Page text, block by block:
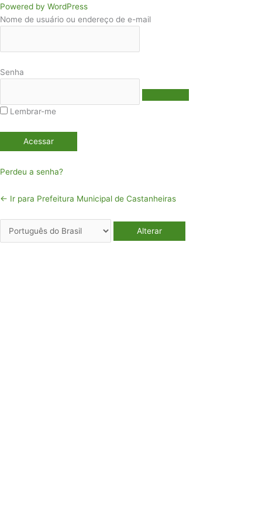
Acessar
Powered by WordPress
Nome de usuário ou endereço de e-mail
Senha
Lembrar-me
Perdeu a senha?
← Ir para Prefeitura Municipal de Castanheiras
Idioma